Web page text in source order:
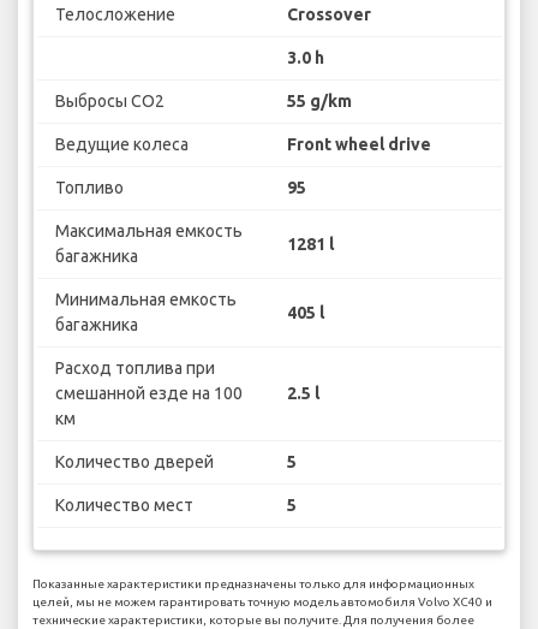
Телосложение Crossover
3.0 h
Выбросы CO2 55 g/km
Ведущие колеса Front wheel drive
Топливо 95
Максимальная емкость
багажника
1281 l
Минимальная емкость
багажника
405 l
Расход топлива при
смешанной езде на 100
км
2.5 l
Количество дверей 5
Количество мест 5
Показанные характеристики предназначены только для информационных
целей, мы не можем гарантировать точную модель автомобиля Volvo XC40 и
технические характеристики, которые вы получите. Для получения более